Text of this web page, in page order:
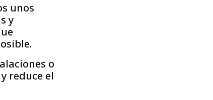
unos
y
o
reduce el